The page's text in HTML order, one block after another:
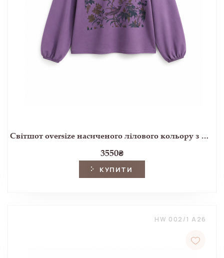
Світшот oversize насиченого лілового кольору з принтом Attleton
3550₴
КУПИТИ
HW 002/1 A26